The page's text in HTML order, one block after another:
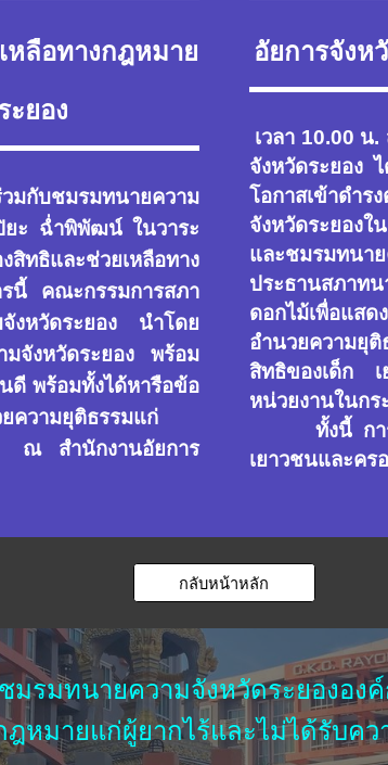
หลือทางกฎหมาย
ยอง
วมกับชมรมทนายความ
ยะ ฉ่ำพิพัฒน์ ในวาระ
สิทธิและช่วยเหลือทาง
รนี้ คณะกรรมการสภา
จังหวัดระยอง นำโดย
จังหวัดระยอง พร้อม
ดี พร้อมทั้งได้หารือข้อ
ความยุติธรรมแก่
สำนักงานอัยการ
อัยการจังห
เวลา 10.00 น
จังหวัดระยอง
โอกาสเข้าดำ
จังหวัดระยอง
และชมรมทนา
ประธานสภาท
ดอกไม้เพื่อแส
อำนวยความยุ
สิทธิของเด็ก
หน่วยงานในก
ทั้งนี้ การเข้
เยาวชนและคร
กลับหน้าหลัก
รมทนายความจังหวัดระยององ
ฎหมายแก่ผู้ยากไร้และไม่ได้รับคว